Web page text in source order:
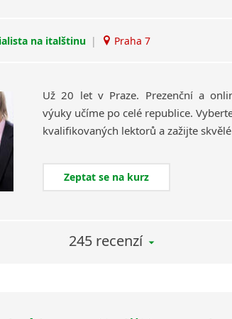
na italštinu | Praha 7
Už 20 let v Praze. Prezenční a
výuky učíme po celé republice.
Zeptat se na kurz
245 recenzí